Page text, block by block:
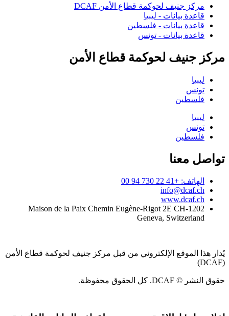
مركز جنيف لحوكمة قطاع الأمن DCAF
قاعدة بيانات - ليبيا
قاعدة بيانات - فلسطين
قاعدة بيانات - تونس
مركز جنيف لحوكمة قطاع الأمن
ليبيا
تونس
فلسطين
ليبيا
تونس
فلسطين
تواصل معنا
الهاتف: +41 22 730 94 00
info@dcaf.ch
www.dcaf.ch
Maison de la Paix Chemin Eugène-Rigot 2E CH-1202
Geneva, Switzerland
يُدار هذا الموقع الإلكتروني من قبل مركز جنيف لحوكمة قطاع الأمن
(DCAF)
حقوق النشر © DCAF. كل الحقوق محفوظة.